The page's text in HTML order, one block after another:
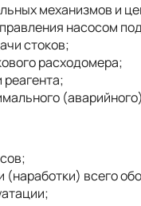
механизмов и
насосом
стоков;
расходомера;
(наработки) всего